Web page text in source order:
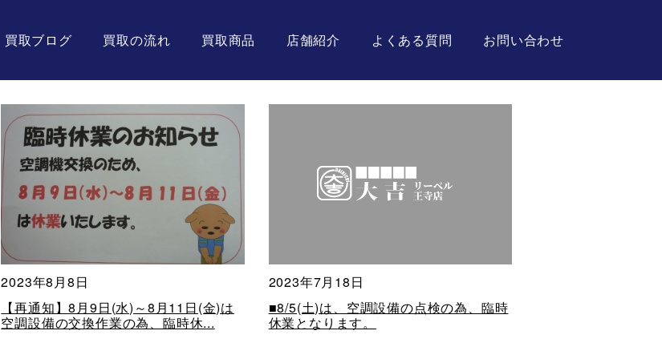
買取ブログ 買取の流れ 買取商品 店舗紹介 よくある質問 お問い合わせ
2023年8月8日
【再通知】8月9日(水)～8月11日(金)は
空調設備の交換作業の為、臨時休...
2023年7月18日
■8/5(土)は、空調設備の点検の為、臨時
休業となります。